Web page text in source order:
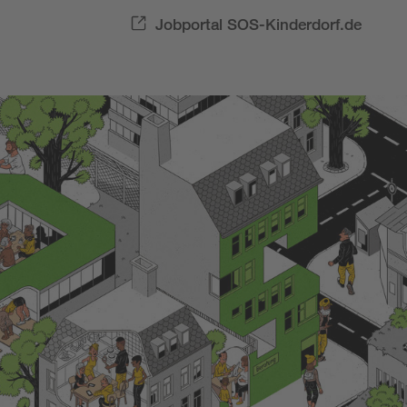
Jobportal SOS-Kinderdorf.de